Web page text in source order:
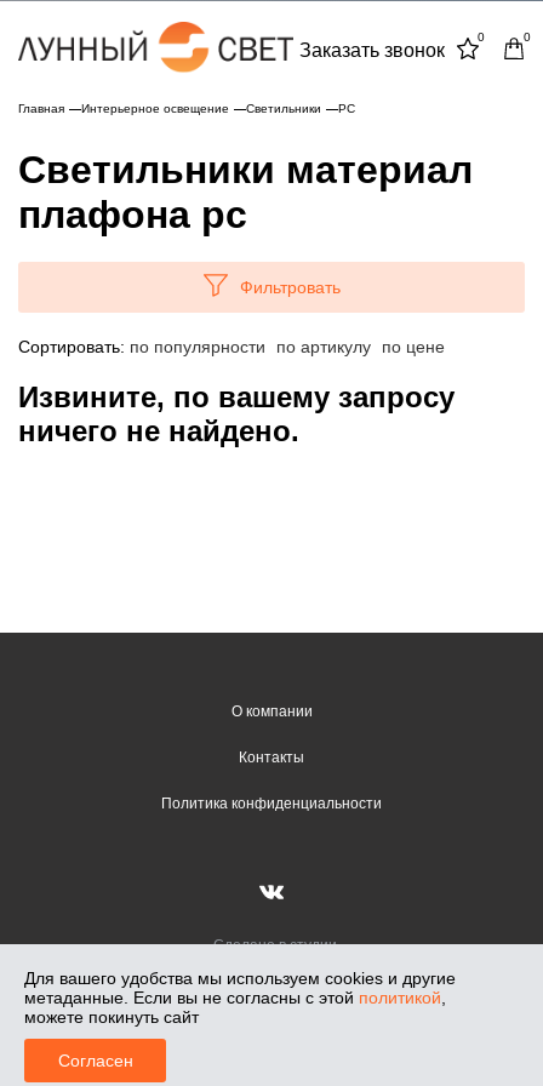
Главная
Заказать звонок
0 0
Главная Интерьерное освещение Светильники PC
Светильники материал
плафона pc
Фильтровать
Сортировать: по популярности по артикулу по цене
Извините, по вашему запросу
ничего не найдено.
О компании
Контакты
Политика конфиденциальности
Лунный Свет — салон освещения в Новосибирске, работаем с 1991 г.
Салоны: Кирова, 108. Светлановская, 50. Телефон: +7-913-018-71-47,
2026
Сделано в студии
Для вашего удобства мы используем cookies и другие
метаданные. Если вы не согласны с этой политикой
можете покинуть сайт
Согласен